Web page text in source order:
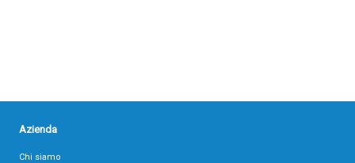
Azienda
Chi siamo